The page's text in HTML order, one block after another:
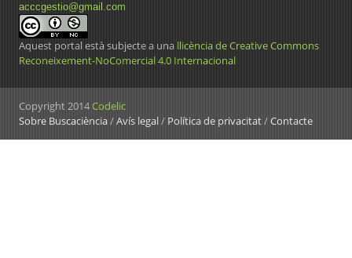
acccgestio@gmail.com
Aquest portal està subjecte a una llicència de Creative Commons
Reconeixement-NoComercial 4.0 Internacional
Copyright 2014Codelic
Sobre Buscaciència/Avís legal/ Política de privacitat/Contacte